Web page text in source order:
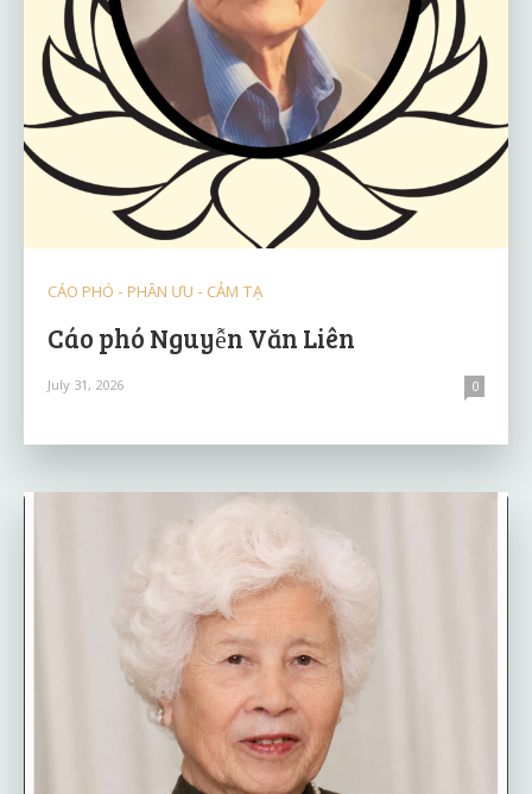
CÁO PHÓ - PHÂN ƯU - CẢM TẠ
Cáo phó Nguyễn Văn Liên
July 31, 2026 0